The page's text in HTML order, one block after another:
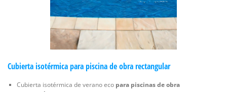
Cubierta isotérmica para piscina de obra rectangular
Cubierta isotérmica de verano eco para piscinas de obra